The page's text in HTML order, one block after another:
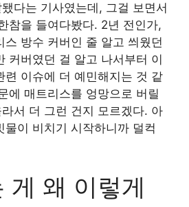
다는 기사였는데, 그걸 보면서
참을 들여다봤다. 2년 전인가,
스 방수 커버인 줄 알고 씌웠던
커버였던 걸 알고 나서부터 이
련 이슈에 더 예민해지는 것 같
에 매트리스를 엉망으로 버릴
서 더 그런 건지 모르겠다. 아
물이 비치기 시작하니까 덜컥
게 왜 이렇게